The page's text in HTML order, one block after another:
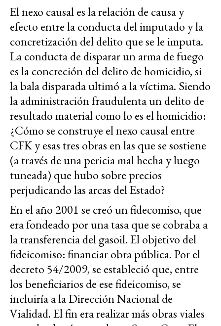
El nexo causal es la relación de causa y
efecto entre la conducta del imputado y la
concretización del delito que se le imputa.
La conducta de disparar un arma de fuego
es la concreción del delito de homicidio, si
la bala disparada ultimó a la víctima. Siendo
la administración fraudulenta un delito de
resultado material como lo es el homicidio:
¿Cómo se construye el nexo causal entre
CFK y esas tres obras en las que se sostiene
(a través de una pericia mal hecha y luego
tuneada) que hubo sobre precios
perjudicando las arcas del Estado?
En el año 2001 se creó un fidecomiso, que
era fondeado por una tasa que se cobraba a
la transferencia del gasoil. El objetivo del
fideicomiso: financiar obra pública. Por el
decreto 54/2009, se estableció que, entre
los beneficiarios de ese fideicomiso, se
incluiría a la Dirección Nacional de
Vialidad. El fin era realizar más obras viales